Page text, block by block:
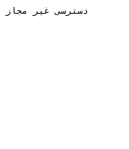
دسترسی غیر مجاز